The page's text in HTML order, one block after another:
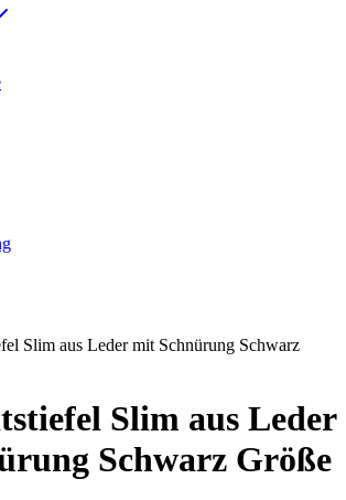
Slim aus Leder mit Schnürung Schwarz
Slim aus Leder
Schwarz Größe